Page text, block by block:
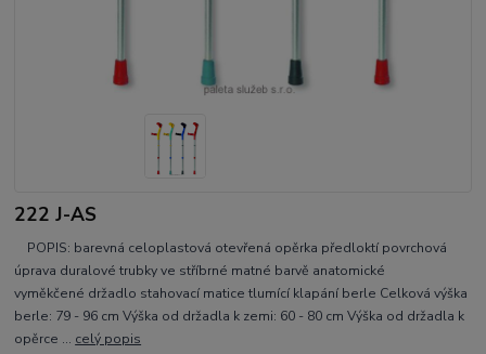
222 J-AS
POPIS: barevná celoplastová otevřená opěrka předloktí povrchová
úprava duralové trubky ve stříbrné matné barvě anatomické
vyměkčené držadlo stahovací matice tlumící klapání berle Celková výška
berle: 79 - 96 cm Výška od držadla k zemi: 60 - 80 cm Výška od držadla k
opěrce ... celý popis